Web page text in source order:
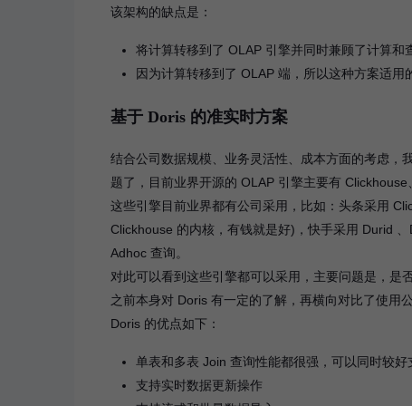
该架构的缺点是：
将计算转移到了 OLAP 引擎并同时兼顾了计算和
因为计算转移到了 OLAP 端，所以这种方案适用
基于 Doris 的准实时方案
结合公司数据规模、业务灵活性、成本方面的考虑，
题了，目前业界开源的 OLAP 引擎主要有
这些引擎目前业界都有公司采用，比如：头条采用
Clickhouse 的内核，有钱就是好)，快手采用 Durid
Adhoc 查询。
对此可以看到这些引擎都可以采用，主要问题是，是
之前本身对 Doris 有一定的了解，再横向对比了使用
Doris 的优点如下：
单表和多表 Join 查询性能都很强，可以同时较
支持实时数据更新操作